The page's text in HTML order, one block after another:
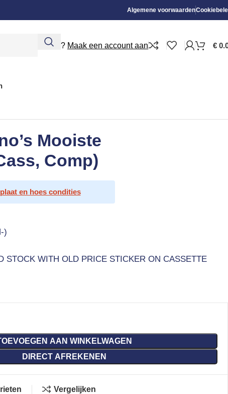
Algemene voorwaarden
Nieuw? Maak een account aan €
Mooiste
Comp)
plaat en hoes condities
)
STOCK WITH OLD PRICE STICKER ON CASSETTE
AAN WINKELWAGEN
DIRECT AFREKENEN
Vergelijken